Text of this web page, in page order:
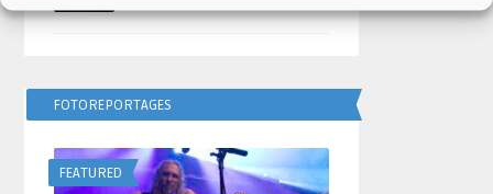
FOTOREPORTAGES
FEATURED